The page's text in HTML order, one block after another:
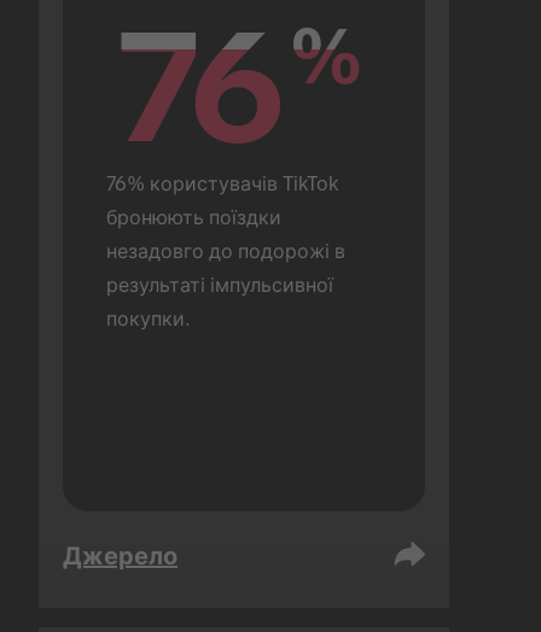
76%
76%
76% користувачів TikTok
бронюють поїздки
незадовго до подорожі в
результаті імпульсивної
покупки.
Джерело